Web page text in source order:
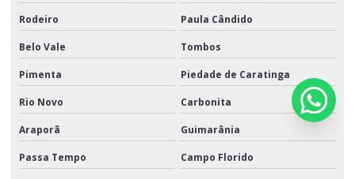
Rodeiro Paula Cândido
Belo Vale Tombos
Pimenta Piedade de Caratinga
Rio Novo Carbonita
Araporã Guimarânia
Passa Tempo Campo Florido